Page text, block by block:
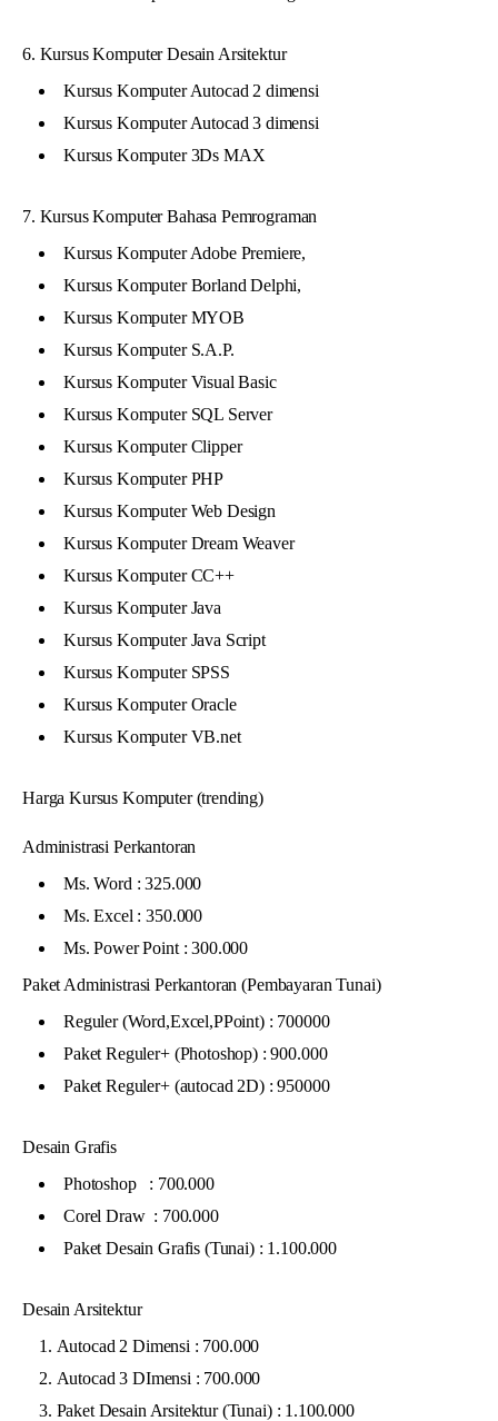
6. Kursus Komputer Desain Arsitektur
Kursus Komputer Autocad 2 dimensi
Kursus Komputer Autocad 3 dimensi
Kursus Komputer 3Ds MAX
7. Kursus Komputer Bahasa Pemrograman
Kursus Komputer Adobe Premiere,
Kursus Komputer Borland Delphi,
Kursus Komputer MYOB
Kursus Komputer S.A.P.
Kursus Komputer Visual Basic
Kursus Komputer SQL Server
Kursus Komputer Clipper
Kursus Komputer PHP
Kursus Komputer Web Design
Kursus Komputer Dream Weaver
Kursus Komputer CC++
Kursus Komputer Java
Kursus Komputer Java Script
Kursus Komputer SPSS
Kursus Komputer Oracle
Kursus Komputer VB.net
Harga Kursus Komputer (trending)
Administrasi Perkantoran
Ms. Word : 325.000
Ms. Excel : 350.000
Ms. Power Point : 300.000
Paket Administrasi Perkantoran (Pembayaran Tunai)
Reguler (Word,Excel,PPoint) : 700000
Paket Reguler+ (Photoshop) : 900.000
Paket Reguler+ (autocad 2D) : 950000
Desain Grafis
Photoshop : 700.000
Corel Draw : 700.000
Paket Desain Grafis (Tunai) : 1.100.000
Desain Arsitektur
Autocad 2 Dimensi : 700.000
Autocad 3 DImensi : 700.000
Paket Desain Arsitektur (Tunai) : 1.100.000